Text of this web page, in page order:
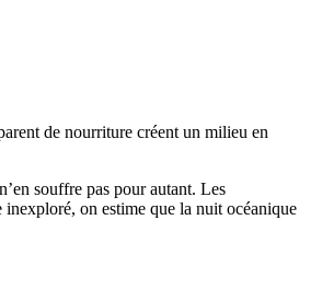
de nourriture créent un milieu en
souffre pas pour autant. Les
inexploré, on estime que la nuit océanique